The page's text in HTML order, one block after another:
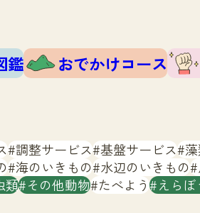
鑑 おでかけコース
調整サービス 基盤サービス
海のいきもの 水辺のいきもの
類 その他動物 たべよう えらぼ